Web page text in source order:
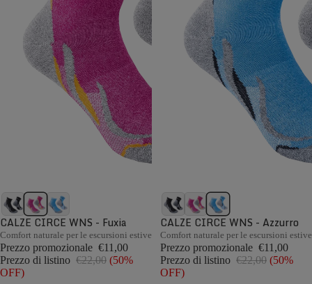
CALZE CIRCE WNS - Fuxia
Comfort naturale per le escursioni estive
Prezzo promozionale €11,00
Prezzo di listino €22,00 (50%
OFF)
CALZE CIRCE WNS - Azzurro
Comfort naturale per le escursioni estive
Prezzo promozionale €11,00
Prezzo di listino €22,00 (50%
OFF)